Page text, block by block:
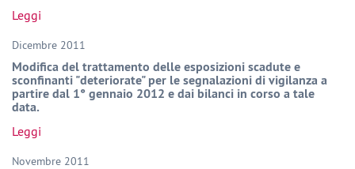
Leggi
Dicembre 2011
Modifica del trattamento delle esposizioni scadute e
sconfinanti "deteriorate" per le segnalazioni di vigilanza a
partire dal 1° gennaio 2012 e dai bilanci in corso a tale
data.
Leggi
Novembre 2011